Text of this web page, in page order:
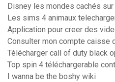
Disney les mondes cachés
Les sims 4 animaux
Application pour creer des
Consulter mon compte caisse
Télécharger call of duty black
Top spin 4 téléchargerable
I wanna be the boshy wiki